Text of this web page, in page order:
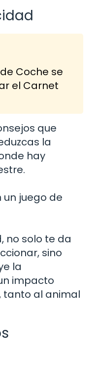
Coche se
el Carnet
que
la
hay
juego de
no solo te da
sino
la
impacto
tanto al animal